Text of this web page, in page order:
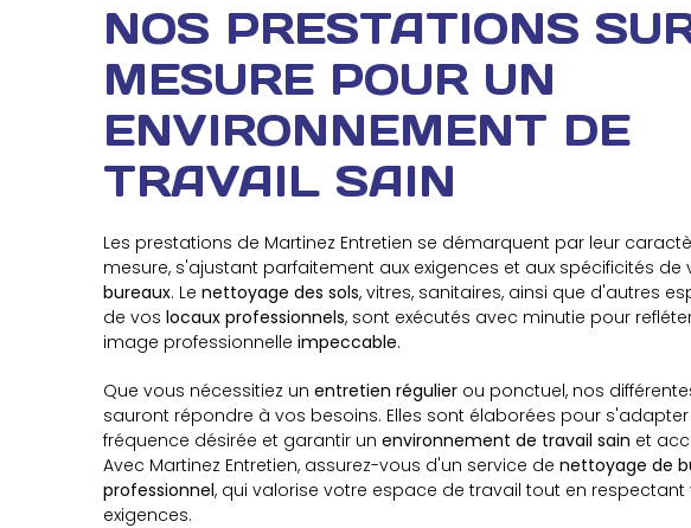
NOS PRESTATIONS
MESURE POUR UN
ENVIRONNEMENT DE
TRAVAIL SAIN
Les prestations de Martinez Entretien se démarquent par leur
mesure, s'ajustant parfaitement aux exigences et aux spécificités de
bureaux. Le nettoyage des sols, vitres, sanitaires, ainsi que d'autres
de vos locaux professionnels, sont exécutés avec minutie pour
image professionnelle impeccable.
Que vous nécessitiez un entretien régulier ou ponctuel, nos
sauront répondre à vos besoins. Elles sont élaborées pour
fréquence désirée et garantir un environnement de travail sain et
Avec Martinez Entretien, assurez-vous d'un service de nettoyage de
professionnel, qui valorise votre espace de travail tout en respectant
exigences.